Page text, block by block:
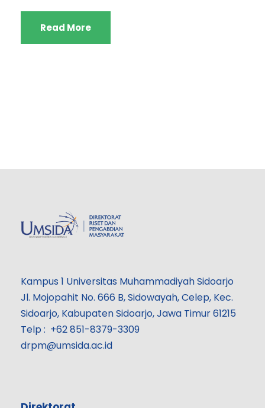
Read More
Kampus 1 Universitas Muhammadiyah Sidoarjo
Jl. Mojopahit No. 666 B, Sidowayah, Celep, Kec.
Sidoarjo, Kabupaten Sidoarjo, Jawa Timur 61215
Telp : +62 851-8379-3309
drpm@umsida.ac.id